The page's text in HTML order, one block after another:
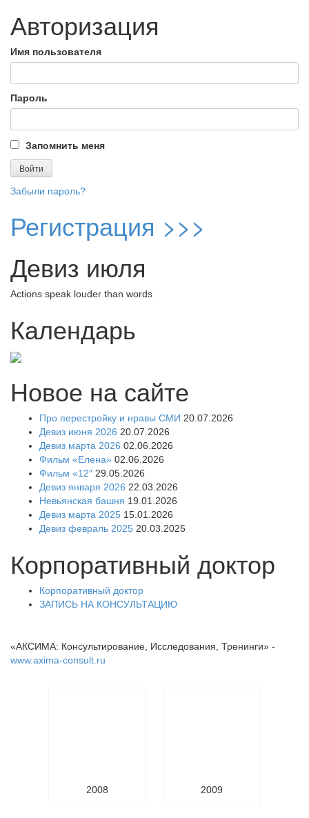
Авторизация
Имя пользователя
Пароль
Запомнить меня
Забыли пароль?
Регистрация >>>
Девиз июля
Actions speak louder than words
Календарь
Новое на сайте
Про перестройку и нравы СМИ 20.07.2026
Девиз июня 2026 20.07.2026
Девиз марта 2026 02.06.2026
Фильм «Елена» 02.06.2026
Фильм «12″ 29.05.2026
Девиз января 2026 22.03.2026
Невьянская башня 19.01.2026
Девиз марта 2025 15.01.2026
Девиз февраль 2025 20.03.2025
Корпоративный доктор
Корпоративный доктор
ЗАПИСЬ НА КОНСУЛЬТАЦИЮ
«АКСИМА: Консультирование, Исследования, Тренинги» -
www.axima-consult.ru
2008 2009